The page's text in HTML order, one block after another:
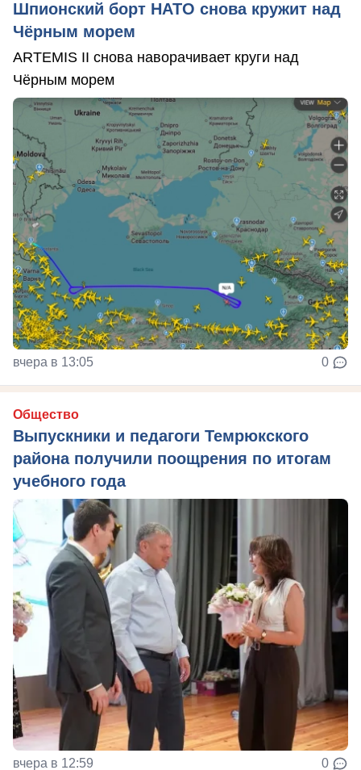
Шпионский борт НАТО снова кружит над
Чёрным морем
ARTEMIS II снова наворачивает круги над
Чёрным морем
вчера в 13:05 0
Общество
Выпускники и педагоги Темрюкского
района получили поощрения по итогам
учебного года
вчера в 12:59 0